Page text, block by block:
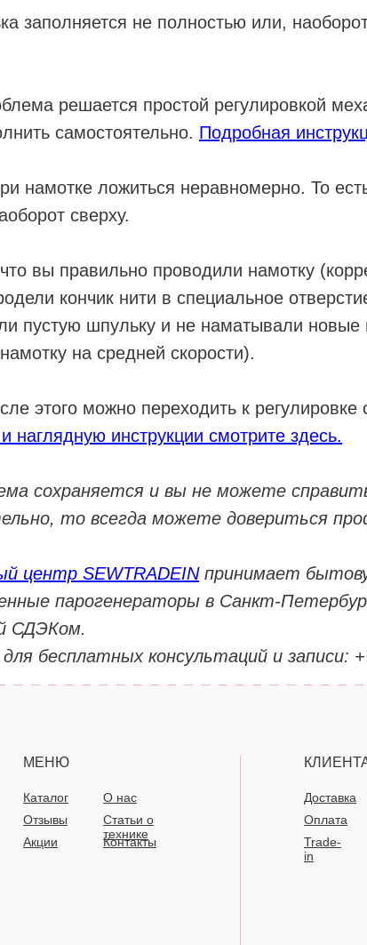
заполняется не полностью или,
решается простой регулировкой
самостоятельно. Подробная
намотке ложиться неравномерно. То
сверху.
вы правильно проводили намотку
кончик нити в специальное
пустую шпульку и не наматывали новые
на средней скорости).
этого можно переходить к регулировке
наглядную инструкции смотрите здесь.
сохраняется и вы не можете
то всегда можете довериться
центр SEWTRADEINпринимает
парогенераторы в Санкт-
СДЭКом. ⠀
бесплатных консультаций и записи:
МЕНЮ
Каталог О нас
Доставка
Статьи о
технике
Оплата
Отзывы
Акции
Контакты
Trade-
in